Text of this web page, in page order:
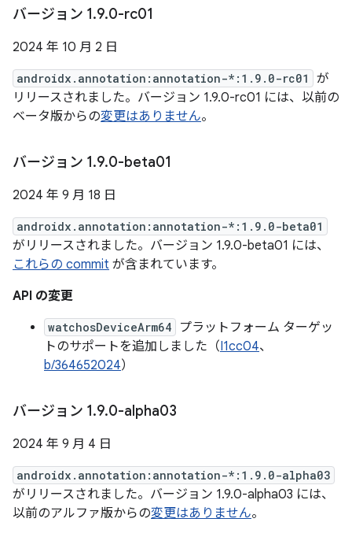
バージョン 1.9.0-rc01
2024 年 10 月 2 日
androidx.annotation:annotation-*:1.9.0-rc01
が
リリースされました。バージョン 1.9.0-rc01 には、以前の
ベータ版からの変更はありません。
バージョン 1.9.0-beta01
2024 年 9 月 18 日
androidx.annotation:annotation-*:1.9.0-beta01
がリリースされました。バージョン 1.9.0-beta01 には、
これらの commit が含まれています。
API の変更
watchosDeviceArm64
プラットフォーム ターゲッ
トのサポートを追加しました（I1cc04、
b/364652024）
バージョン 1.9.0-alpha03
2024 年 9 月 4 日
androidx.annotation:annotation-*:1.9.0-alpha03
がリリースされました。バージョン 1.9.0-alpha03 には、
以前のアルファ版からの変更はありません。